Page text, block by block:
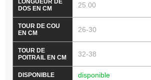
25.00
26-30
32-38
disponible